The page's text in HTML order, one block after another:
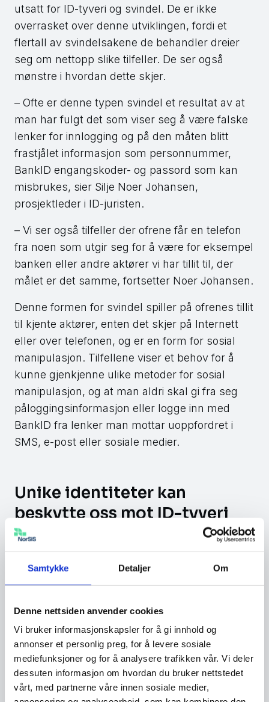
Samtykke Detaljer Om
Denne nettsiden anvender cookies
Vi bruker informasjonskapsler for å gi innhold og
annonser et personlig preg, for å levere sosiale
mediefunksjoner og for å analysere trafikken vår. Vi deler
dessuten informasjon om hvordan du bruker nettstedet
vårt, med partnerne våre innen sosiale medier,
utsatt for ID-tyveri og svindel. De er ikke
overrasket over denne utviklingen, fordi et
flertall av svindelsakene de behandler dreier
seg om nettopp slike tilfeller. De ser også
mønstre i hvordan dette skjer.
– Ofte er denne typen svindel et resultat av at
man har fulgt det som viser seg å være falske
lenker for innlogging og på den måten blitt
frastjålet informasjon som personnummer,
BankID engangskoder- og passord som kan
misbrukes, sier Silje Noer Johansen,
prosjektleder i ID-juristen.
– Vi ser også tilfeller der ofrene får en telefon
fra noen som utgir seg for å være for eksempel
banken eller andre aktører vi har tillit til, der
målet er det samme, fortsetter Noer Johansen.
Denne formen for svindel spiller på ofrenes tillit
til kjente aktører, enten det skjer på Internett
eller over telefonen, og er en form for sosial
manipulasjon. Tilfellene viser et behov for å
kunne gjenkjenne ulike metoder for sosial
manipulasjon, og at man aldri skal gi fra seg
påloggingsinformasjon eller logge inn med
BankID fra lenker man mottar uoppfordret i
SMS, e-post eller sosiale medier.
Unike identiteter kan
beskytte oss mot ID-tyveri
NorSIS og Skatteetaten mener det er behov for
beskytte mot ID-tyveri.
Folkeregisteret. Det innebærer at alle som er
registrert med et fødsels- eller d-nummer kan
få merket nummeret som unikt. Dette vil bidra
til å sikre at en person kun har ett ID-nummer i
det norske Folkeregisteret. Det vil gjøre det